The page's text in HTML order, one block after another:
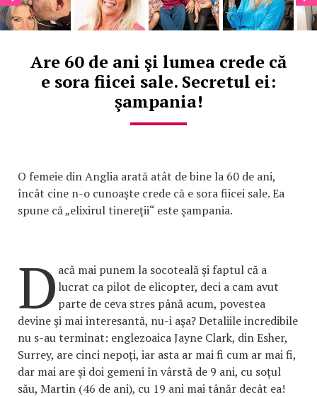
Are 60 de ani şi lumea crede că
e sora fiicei sale. Secretul ei:
şampania!
O femeie din Anglia arată atât de bine la 60 de ani,
încât cine n-o cunoaşte crede că e sora fiicei sale. Ea
spune că „elixirul tinereţii“ este şampania.
D acă mai punem la socoteală şi faptul că a
lucrat ca pilot de elicopter, deci a cam avut
parte de ceva stres până acum, povestea
devine şi mai interesantă, nu-i aşa? Detaliile incredibile
nu s-au terminat: englezoaica Jayne Clark, din Esher,
Surrey, are cinci nepoţi, iar asta ar mai fi cum ar mai fi,
dar mai are şi doi gemeni în vârstă de 9 ani, cu soţul
său, Martin (46 de ani), cu 19 ani mai tânăr decât ea!